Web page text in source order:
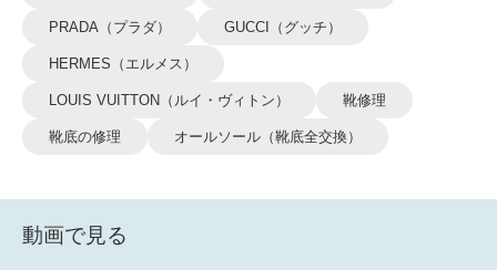
PRADA（プラダ） GUCCI（グッチ）
HERMES（エルメス）
LOUIS VUITTON（ルイ・ヴィトン） 靴修理
靴底の修理 オールソール（靴底全交換）
動画で見る